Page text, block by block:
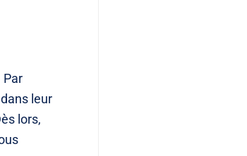
Par
leur
lors,